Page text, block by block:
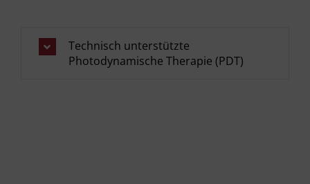
Technisch unterstützte
Photodynamische Therapie (PDT)